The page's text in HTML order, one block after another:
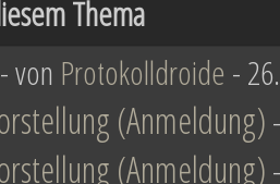
von
erneuten
Vesperum die Loyalität
aller Dissidenten und
Thema
- von Protokolldroide -
(Anmeldung)
(Anmeldung)